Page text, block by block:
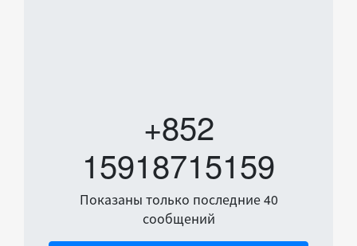
+852
15918715159
Показаны только последние 40
сообщений